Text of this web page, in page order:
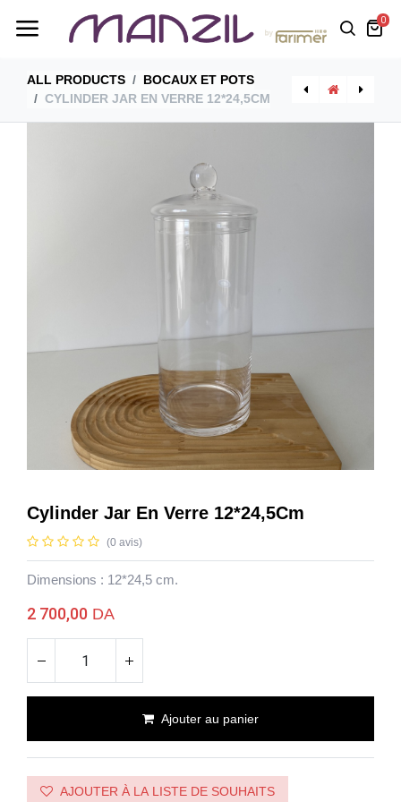
0
ALL PRODUCTS
BOCAUX ET POTS
CYLINDER JAR EN VERRE 12*24,5CM
Cylinder Jar En Verre 12*24,5Cm
(0 avis)
Dimensions : 12*24,5 cm.
2 700,00 DA
Ajouter au panier
AJOUTER À LA LISTE DE SOUHAITS